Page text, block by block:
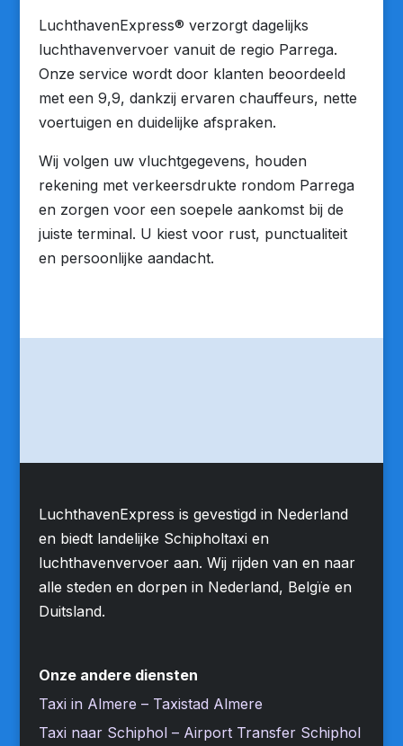
LuchthavenExpress® verzorgt dagelijks
luchthavenvervoer vanuit de regio Parrega.
Onze service wordt door klanten beoordeeld
met een 9,9, dankzij ervaren chauffeurs, nette
voertuigen en duidelijke afspraken.
Wij volgen uw vluchtgegevens, houden
rekening met verkeersdrukte rondom Parrega
en zorgen voor een soepele aankomst bij de
juiste terminal. U kiest voor rust, punctualiteit
en persoonlijke aandacht.
LuchthavenExpress is gevestigd in Nederland
en biedt landelijke Schipholtaxi en
luchthavenvervoer aan. Wij rijden van en naar
alle steden en dorpen in Nederland, Belgïe en
Duitsland.
Onze andere diensten
Taxi in Almere – Taxistad Almere
Taxi naar Schiphol – Airport Transfer Schiphol